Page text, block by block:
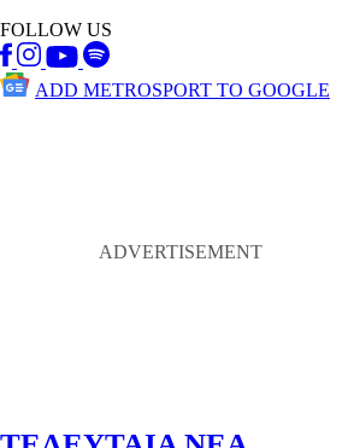
FOLLOW US
ADD METROSPORT TO GOOGLE